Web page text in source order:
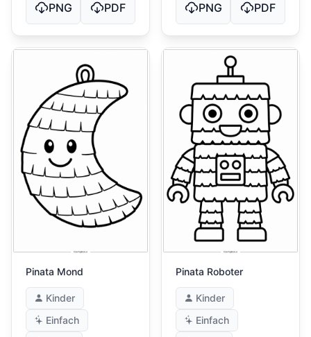
PNG PDF PNG PDF
Pinata Mond
Kinder
Einfach
Pinata Roboter
Kinder
Einfach